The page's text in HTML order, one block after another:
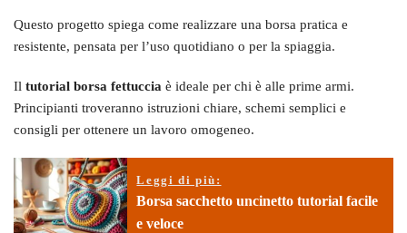
Questo progetto spiega come realizzare una borsa pratica e
resistente, pensata per l’uso quotidiano o per la spiaggia.
Il tutorial borsa fettuccia è ideale per chi è alle prime armi.
Principianti troveranno istruzioni chiare, schemi semplici e
consigli per ottenere un lavoro omogeneo.
Leggi di più:
Borsa sacchetto uncinetto tutorial facile
e veloce